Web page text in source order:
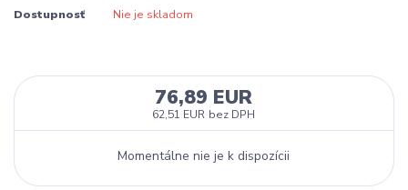
Dostupnosť Nie je skladom
76,89 EUR
62,51 EUR bez DPH
Momentálne nie je k dispozícii